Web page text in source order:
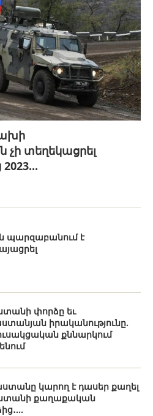
չի տեղեկացրել
պարզաբանում է
փորձը եւ
իրականությունը.
քննարկում
կարող է դասեր քաղել
քաղաքական